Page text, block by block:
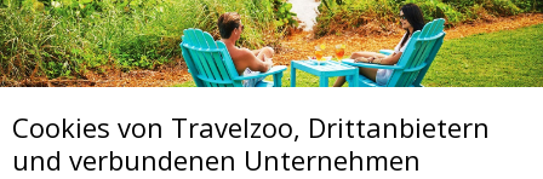
Cookies von Travelzoo, Drittanbietern
und verbundenen Unternehmen